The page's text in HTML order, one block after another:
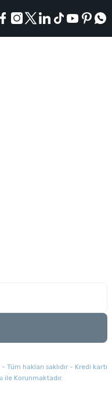
hakları saklıdır - Kredi kartı
ile Korunmaktadır.